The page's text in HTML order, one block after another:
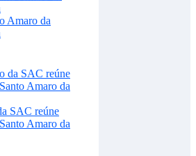
Amaro da
SAC reúne
Amaro da